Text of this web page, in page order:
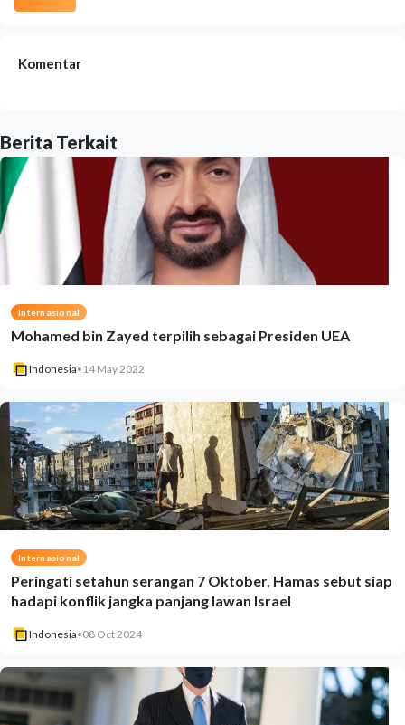
Komentar
Berita Terkait
Internasional
Mohamed bin Zayed terpilih sebagai Presiden UEA
Indonesia• 14 May 2022
Internasional
Peringati setahun serangan 7 Oktober, Hamas sebut siap
hadapi konflik jangka panjang lawan Israel
Indonesia•08 Oct 2024